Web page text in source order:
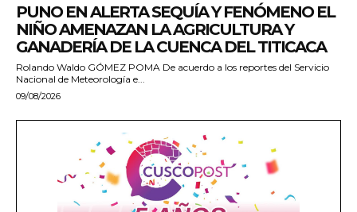
PUNO EN ALERTA SEQUÍA Y FENÓMENO EL
NIÑO AMENAZAN LA AGRICULTURA Y
GANADERÍA DE LA CUENCA DEL TITICACA
Rolando Waldo GÓMEZ POMA De acuerdo a los reportes del Servicio
Nacional de Meteorología e...
09/08/2026